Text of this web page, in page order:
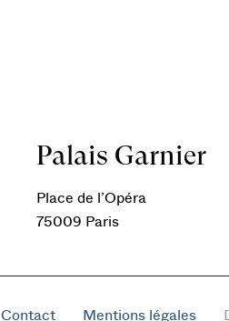
Palais Garnier
Place de l’Opéra
75009 Paris
Contact Mentions légales